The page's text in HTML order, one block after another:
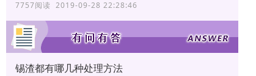
7757阅读 2019-09-28 22:28:46
锡渣都有哪几种处理方法